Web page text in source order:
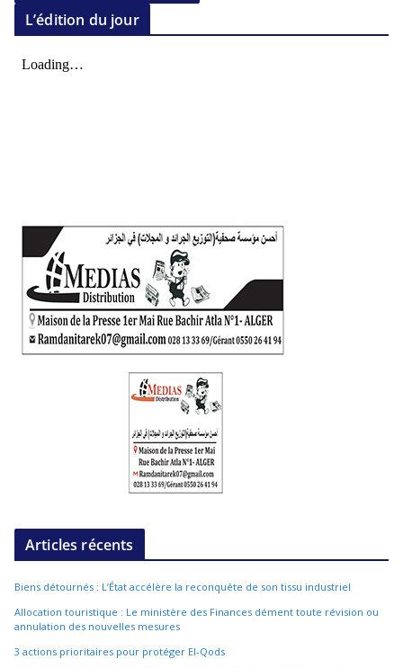
L’édition du jour
Articles récents
Biens détournés : L’État accélère la reconquête de son tissu industriel
Allocation touristique : Le ministère des Finances dément toute révision ou
annulation des nouvelles mesures
3 actions prioritaires pour protéger El-Qods